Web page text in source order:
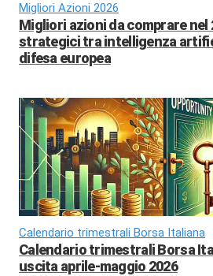
Migliori Azioni 2026
Migliori azioni da comprare nel
strategici tra intelligenza
difesa europea
Calendario trimestrali Borsa Italiana
Calendario trimestrali Borsa
uscita aprile-maggio 2026